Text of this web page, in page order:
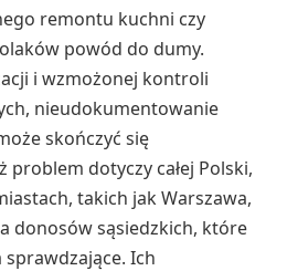
remontu kuchni czy
powód do dumy.
i wzmożonej kontroli
nieudokumentowanie
skończyć się
problem dotyczy całej Polski,
takich jak Warszawa,
donosów sąsiedzkich, które
Ich